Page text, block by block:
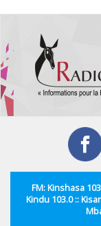
contenu
principal
FM: Kinshasa
Kindu 103.0 ::